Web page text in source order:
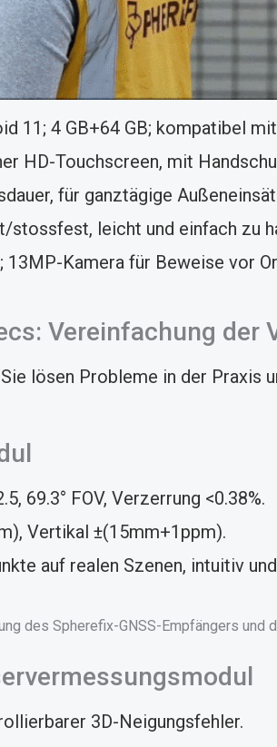
11; 4 GB+64 GB; kompatibel
HD-Touchscreen, mit
für ganztägige
leicht und einfach zu
Kamera für Beweise vor
Vereinfachung der
lösen Probleme in der Praxis
69.3° FOV, Verzerrung <0.38%.
Vertikal ±(15mm+1ppm).
auf realen Szenen, intuitiv
3D-Neigungsfehler.